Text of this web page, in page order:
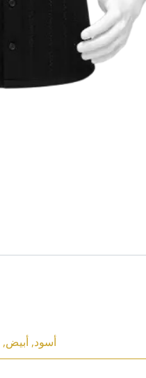
أسود, أبيض,